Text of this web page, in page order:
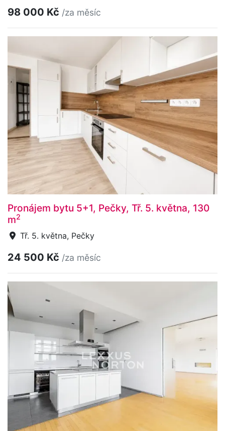
98 000 Kč /za měsíc
Pronájem bytu 5+1, Pečky, Tř. 5. května, 130
m2
Tř. 5. května, Pečky
24 500 Kč /za měsíc